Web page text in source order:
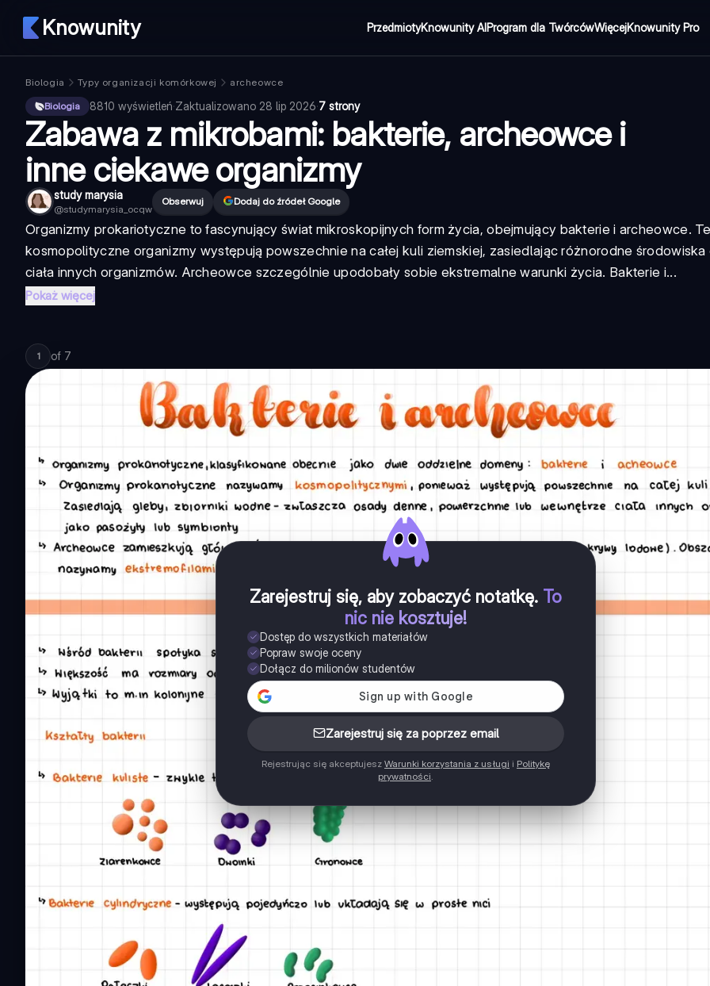
Knowunity PrzedmiotyKnowunity AIProgram dla TwórcówWięcejKnowunity Pro
Biologia Typy organizacji komórkowej
archeowce
Biologia
8810 wyświetleń·Zaktualizowano 28 lip 2026·7 strony
Zabawa z mikrobami: bakterie, archeowce i
inne ciekawe organizmy
study marysia
@studymarysia_ocqw
Obserwuj Dodaj do źródeł Google
Organizmy prokariotyczne to fascynujący świat mikroskopijnych form życia, obejmujący bakterie i archeowce.
kosmopolityczne organizmy występują powszechnie na całej kuli ziemskiej, zasiedlając różnorodne
ciała innych organizmów. Archeowce szczególnie upodobały sobie ekstremalne warunki życia. Bakterie i...
Pokaż więcej
1 of 7
Zarejestruj się, aby zobaczyć notatkę. To
nic nie kosztuje!
Dostęp do wszystkich materiałów
Popraw swoje oceny
Dołącz do milionów studentów
Zarejestruj się za poprzez email
Rejestrując się akceptujesz Warunki korzystania z usługi i Politykę
prywatności